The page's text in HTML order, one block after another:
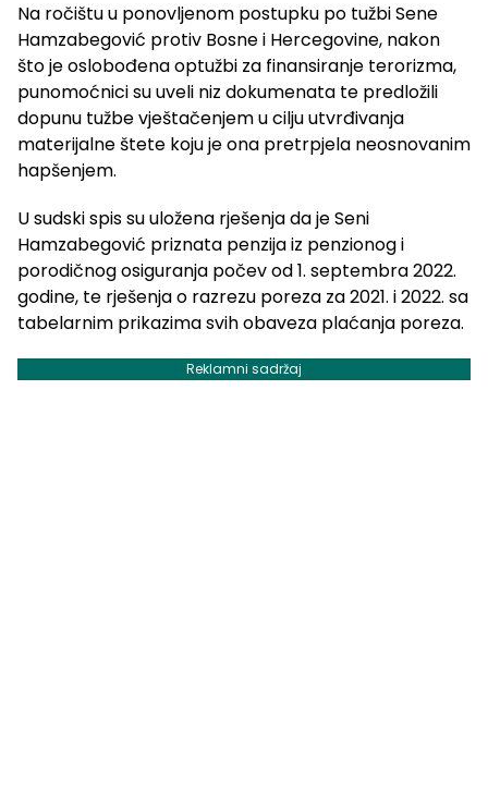
Na ročištu u ponovljenom postupku po tužbi Sene
Hamzabegović protiv Bosne i Hercegovine, nakon
što je oslobođena optužbi za finansiranje terorizma,
punomoćnici su uveli niz dokumenata te predložili
dopunu tužbe vještačenjem u cilju utvrđivanja
materijalne štete koju je ona pretrpjela neosnovanim
hapšenjem.
U sudski spis su uložena rješenja da je Seni
Hamzabegović priznata penzija iz penzionog i
porodičnog osiguranja počev od 1. septembra 2022.
godine, te rješenja o razrezu poreza za 2021. i 2022. sa
tabelarnim prikazima svih obaveza plaćanja poreza.
Reklamni sadržaj